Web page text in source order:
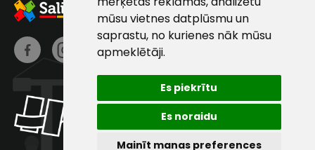
mūsu vietnes datplūsmu un
saprastu, no kurienes nāk mūsu
apmeklētāji.
Es piekrītu
Es noraidu
Mainīt manas preferences
Darbdienās:
8:00 – 17:00
186
info@hards.lv